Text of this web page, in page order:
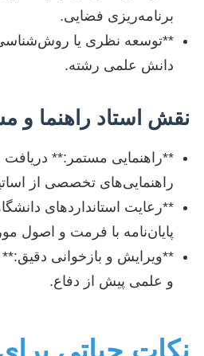
برنامه‌ریزی فضایی.
**توسعه نظری یا
دانش علمی رشته.
نقش استاد راهنما و
**راهنمایی مستمر:** دریافت
راهنمایی‌های تخصصی از
**رعایت استانداردهای
پایان‌نامه با فرمت و اصول
**ویرایش و بازخوانی
و علمی پیش از دفاع.